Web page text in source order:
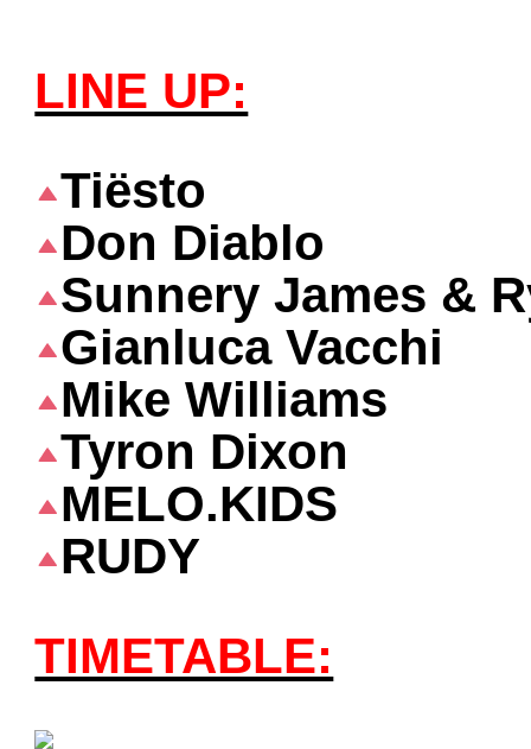
LINE UP:
Tiësto
Don Diablo
Sunnery James &
Gianluca Vacchi
Mike Williams
Tyron Dixon
MELO.KIDS
RUDY
TIMETABLE: